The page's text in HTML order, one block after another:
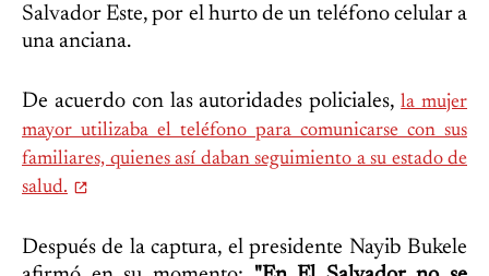
Salvador Este, por el hurto de un teléfono celular a
una anciana.
De acuerdo con las autoridades policiales,la mujer
mayor utilizaba el teléfono para comunicarse con sus
familiares, quienes así daban seguimiento a su estado de
salud.
Después de la captura, el presidente Nayib Bukele